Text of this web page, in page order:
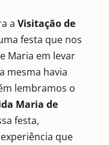
a Visitação de
festa que nos
Maria em levar
mesma havia
lembramos o
Maria de
festa,
que